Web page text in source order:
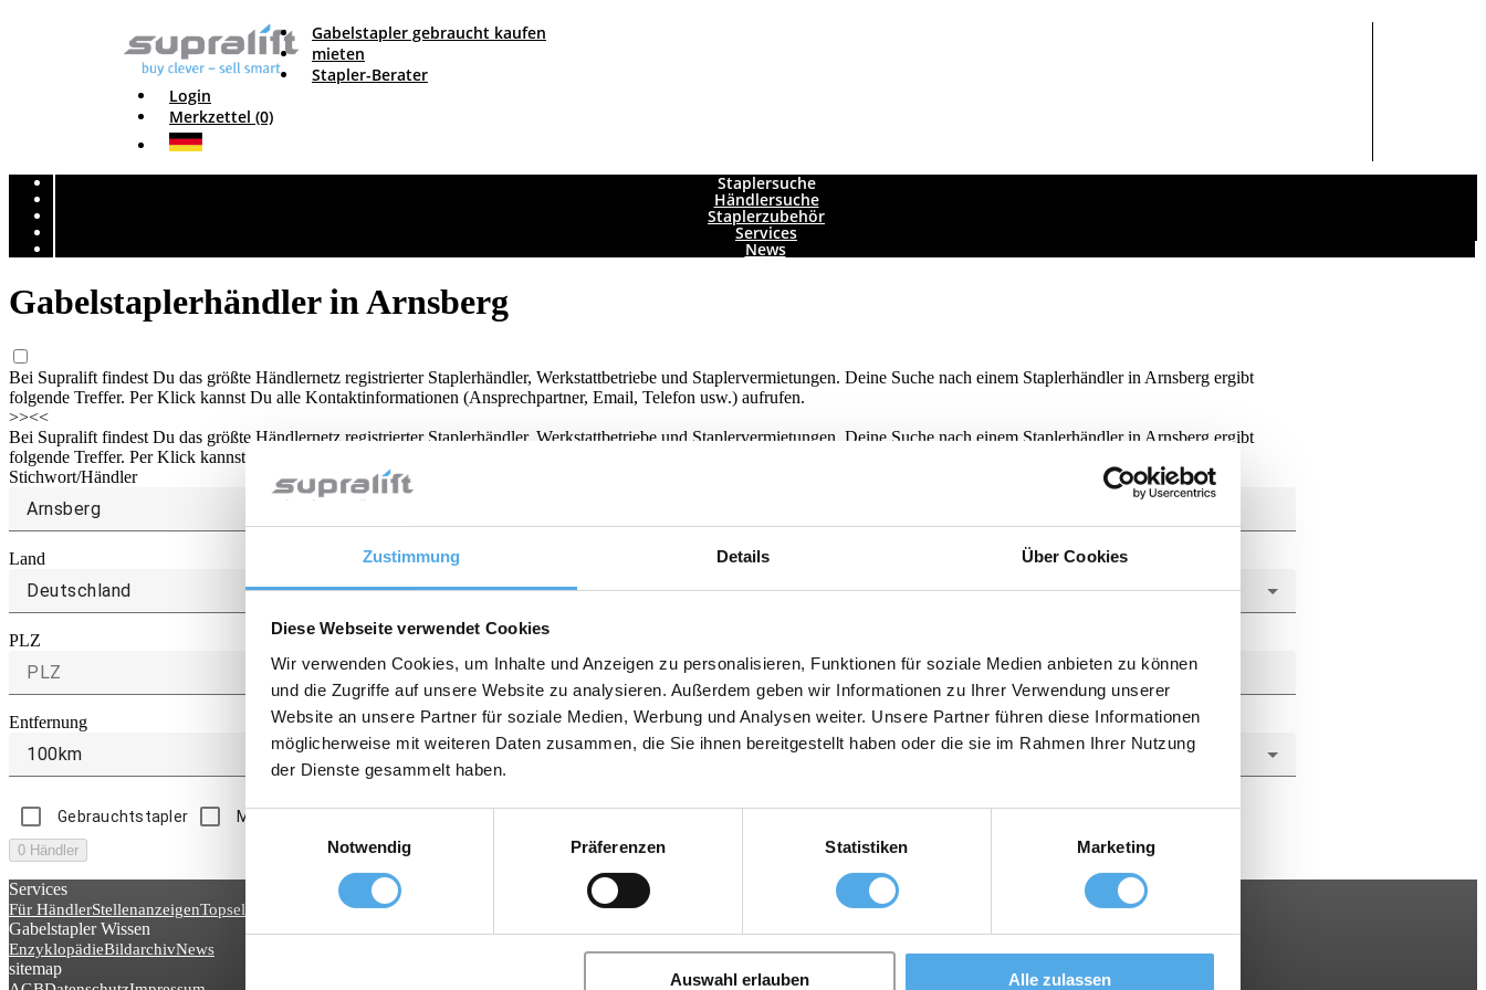
Zustimmung Details Über Cookies
Diese Webseite verwendet Cookies
Wir verwenden Cookies, um Inhalte und Anzeigen zu personalisieren, Funktionen für soziale Medien anbieten zu können
und die Zugriffe auf unsere Website zu analysieren. Außerdem geben wir Informationen zu Ihrer Verwendung unserer
Website an unsere Partner für soziale Medien, Werbung und Analysen weiter. Unsere Partner führen diese Informationen
möglicherweise mit weiteren Daten zusammen, die Sie ihnen bereitgestellt haben oder die sie im Rahmen Ihrer Nutzung
der Dienste gesammelt haben.
Einwilligungsauswahl
Notwendig
Präferenzen Statistiken Marketing
Auswahl erlauben Alle zulassen
Gabelstapler gebraucht kaufen
mieten
Stapler-Berater
Login
Merkzettel (0)
Staplersuche
Händlersuche
Staplerzubehör
Services
News
Gabelstaplerhändler in Arnsberg
Bei Supralift findest Du das größte Händlernetz registrierter Staplerhändler, Werkstattbetriebe und Staplervermietungen. Deine Suche nach einem Staplerhändler in Arnsberg ergibt
folgende Treffer. Per Klick kannst Du alle Kontaktinformationen (Ansprechpartner, Email, Telefon usw.) aufrufen.
>><<
Bei Supralift findest Du das größte Händlernetz registrierter Staplerhändler, Werkstattbetriebe und Staplervermietungen. Deine Suche nach einem Staplerhändler in Arnsberg ergibt
folgende Treffer. Per Klick kannst Du alle Kontaktinformationen (Ansprechpartner, Email, Telefon usw.) aufrufen.
Stichwort/Händler
Land
Deutschland
PLZ
Entfernung
100km
Gebrauchtstapler Mietstapler
0 Händler
Services
Für HändlerStellenanzeigenTopseller
Gabelstapler Wissen
EnzyklopädieBildarchivNews
sitemap